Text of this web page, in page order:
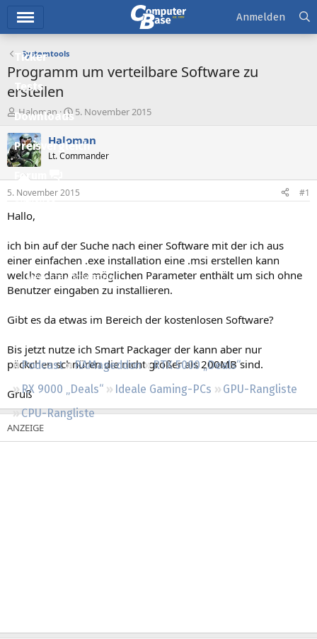
Ticker
Tests
Downloads
Preisvergleich
Forum
Aktuelles
Neue Beiträge
Neueste Aktivitäten
Regeln
Podcast RAMageddon
RTX 5000 „Deals“
RX 9000 „Deals“
Ideale Gaming-PCs
GPU-Rangliste
CPU-Rangliste
Anmelden
Systemtools
Programm um verteilbare Software zu
erstellen
E
r
s
t
e
l
e
r
Haloman
E
s
e
l
t
5. November 2015
Haloman
Lt. Commander
5. November 2015 #1
Hallo,
ich bin auf der Suche nach einer Software mit der ich aus
einer einfachen .exe installation eine .msi erstellen kann
welche dann alle möglichen Parameter enthält um sich ohne
Benutzer eingaben zu installieren.
Gibt es da etwas im Bereich der kostenlosen Software?
Bis jetzt nutze ich Smart Packager der kann aber nur
päckchen schnüren die nicht größer als 200MB sind.
Gruß